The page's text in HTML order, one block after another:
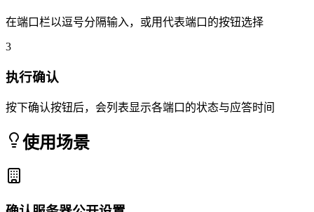
在端口栏以逗号分隔输入，或用代表端口的按钮选择
3
执行确认
按下确认按钮后，会列表显示各端口的状态与应答时间
使用场景